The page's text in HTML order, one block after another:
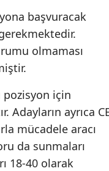
başvuracak
olmaması
pozisyon için
Adayların ayrıca
mücadele aracı
da sunmaları
18-40 olarak